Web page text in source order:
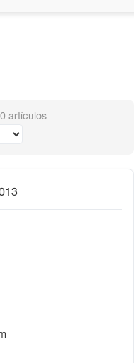
artículos